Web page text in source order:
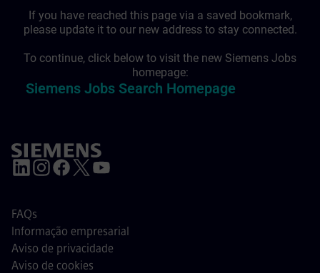
If you have reached this page via a saved bookmark,
please update it to our new address to stay connected.
To continue, click below to visit the new Siemens Jobs
homepage:
Siemens Jobs Search Homepage
FAQs
Informação empresarial
Aviso de privacidade
Aviso de cookies